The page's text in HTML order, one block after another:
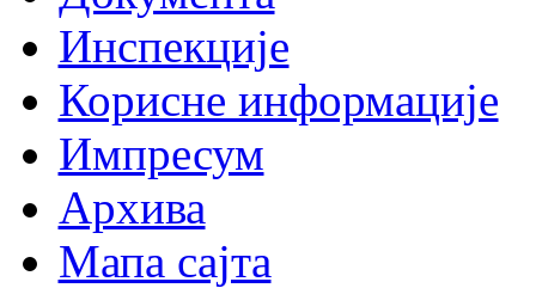
Инспекције
Корисне информације
Импресум
Архива
Мапа сајта